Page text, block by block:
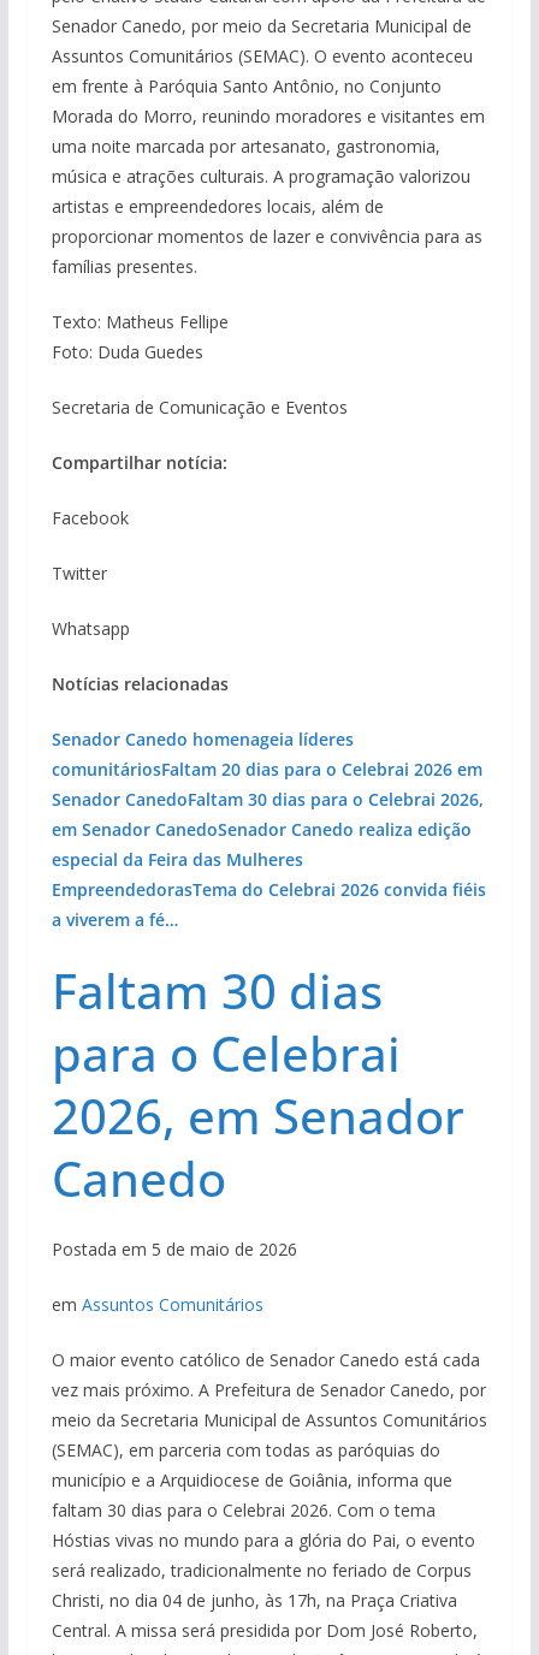
Senador Canedo, por meio da Secretaria Municipal de
Assuntos Comunitários (SEMAC). O evento aconteceu
em frente à Paróquia Santo Antônio, no Conjunto
Morada do Morro, reunindo moradores e visitantes em
uma noite marcada por artesanato, gastronomia,
música e atrações culturais. A programação valorizou
artistas e empreendedores locais, além de
proporcionar momentos de lazer e convivência para as
famílias presentes.
Texto: Matheus Fellipe
Foto: Duda Guedes
Secretaria de Comunicação e Eventos
Compartilhar notícia:
Facebook
Twitter
Whatsapp
Notícias relacionadas
Senador Canedo homenageia líderes
comunitáriosFaltam 20 dias para o Celebrai 2026 em
Senador CanedoFaltam 30 dias para o Celebrai 2026,
em Senador CanedoSenador Canedo realiza edição
especial da Feira das Mulheres
EmpreendedorasTema do Celebrai 2026 convida fiéis
a viverem a fé…
Faltam 30 dias
para o Celebrai
2026, em Senador
Canedo
Postada em 5 de maio de 2026
em Assuntos Comunitários
O maior evento católico de Senador Canedo está cada
vez mais próximo. A Prefeitura de Senador Canedo, por
meio da Secretaria Municipal de Assuntos Comunitários
(SEMAC), em parceria com todas as paróquias do
município e a Arquidiocese de Goiânia, informa que
faltam 30 dias para o Celebrai 2026. Com o tema
Hóstias vivas no mundo para a glória do Pai, o evento
será realizado, tradicionalmente no feriado de Corpus
Christi, no dia 04 de junho, às 17h, na Praça Criativa
Central. A missa será presidida por Dom José Roberto,